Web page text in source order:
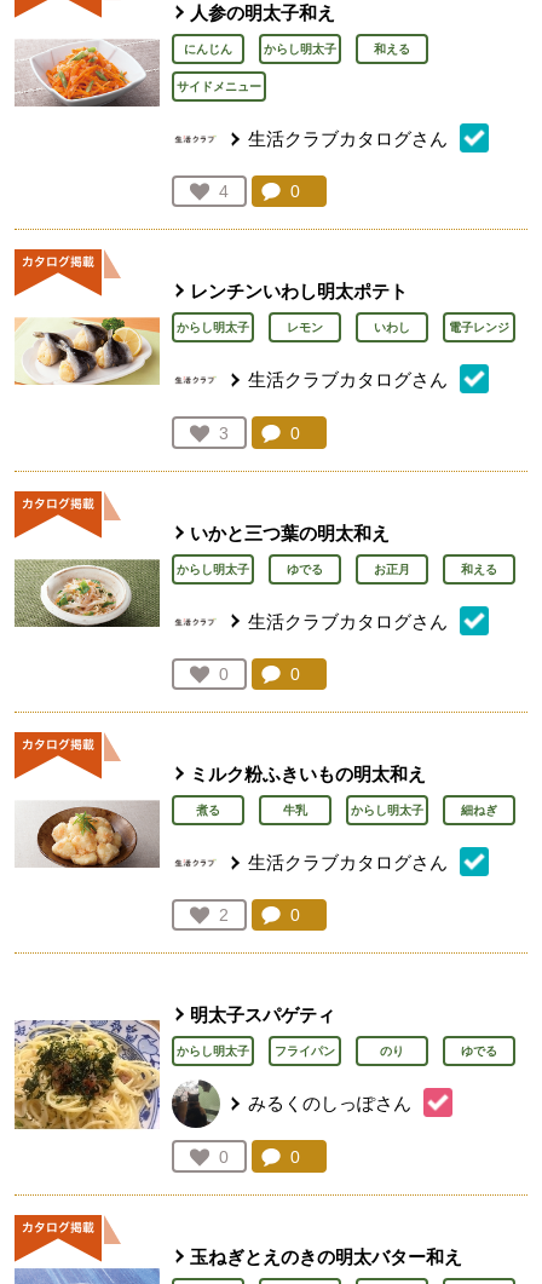
人参の明太子和え
にんじん からし明太子 和える
サイドメニュー
生活クラブカタログさん
お気に入り登録：
4
人が登録
コメント：
0
レンチンいわし明太ポテト
からし明太子 レモン いわし 電子レンジ
生活クラブカタログさん
お気に入り登録：
3
人が登録
コメント：
0
いかと三つ葉の明太和え
からし明太子 ゆでる お正月 和える
生活クラブカタログさん
お気に入り登録：
0
人が登録
コメント：
0
ミルク粉ふきいもの明太和え
煮る 牛乳 からし明太子 細ねぎ
生活クラブカタログさん
お気に入り登録：
2
人が登録
コメント：
0
明太子スパゲティ
からし明太子 フライパン のり ゆでる
みるくのしっぽさん
お気に入り登録：
0
人が登録
コメント：
0
玉ねぎとえのきの明太バター和え